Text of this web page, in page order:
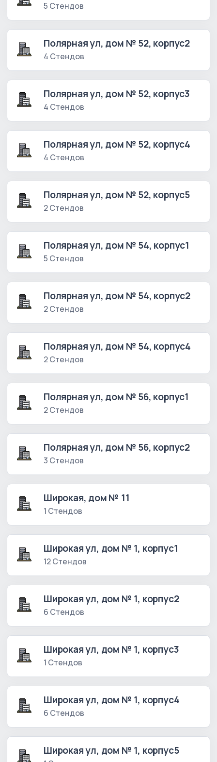
5 Стендов
Полярная ул, дом № 52, корпус2
4 Стендов
Полярная ул, дом № 52, корпус3
4 Стендов
Полярная ул, дом № 52, корпус4
4 Стендов
Полярная ул, дом № 52, корпус5
2 Стендов
Полярная ул, дом № 54, корпус1
5 Стендов
Полярная ул, дом № 54, корпус2
2 Стендов
Полярная ул, дом № 54, корпус4
2 Стендов
Полярная ул, дом № 56, корпус1
2 Стендов
Полярная ул, дом № 56, корпус2
3 Стендов
Широкая, дом № 11
1 Стендов
Широкая ул, дом № 1, корпус1
12 Стендов
Широкая ул, дом № 1, корпус2
6 Стендов
Широкая ул, дом № 1, корпус3
1 Стендов
Широкая ул, дом № 1, корпус4
6 Стендов
Широкая ул, дом № 1, корпус5